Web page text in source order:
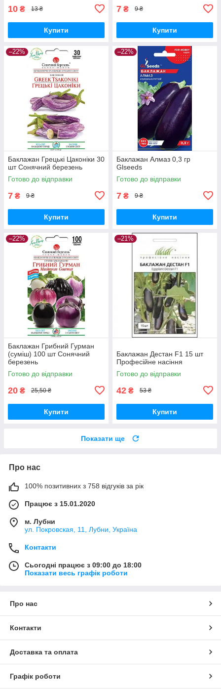
10 ₴ 13 ₴
Купити
7 ₴ 9 ₴
Купити
–22%
Баклажан Грецькі Цаконіки 30
шт Сонячний березень
Готово до відправки
7 ₴ 9 ₴
Купити
–22%
Баклажан Алмаз 0,3 гр
Glseeds
Готово до відправки
7 ₴ 9 ₴
Купити
–22%
Баклажан Грибний Гурман
(суміш) 100 шт Сонячний
березень
Готово до відправки
20 ₴ 25,50 ₴
Купити
–21%
Баклажан Дестан F1 15 шт
Професійне насіння
Готово до відправки
42 ₴ 53 ₴
Купити
Показати ще
Про нас
100% позитивних з 758 відгуків за рік
Працює з 15.01.2020
м. Лубни
ул. Покровская, 11, Лубни, Україна
Контакти
Сьогодні працює з 09:00 до 18:00
Показати весь графік роботи
Про нас
Контакти
Доставка та оплата
Графік роботи